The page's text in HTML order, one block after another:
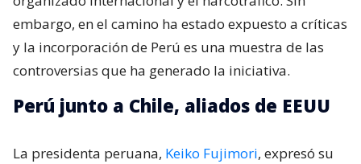
embargo, en el camino ha estado expuesto a críticas
y la incorporación de Perú es una muestra de las
controversias que ha generado la iniciativa.
Perú junto a Chile, aliados de EEUU
La presidenta peruana, Keiko Fujimori, expresó su